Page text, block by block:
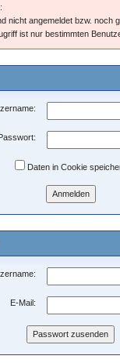
nicht angemeldet bzw. noch
ist nur bestimmten
Daten in Cookie
E-Mail: